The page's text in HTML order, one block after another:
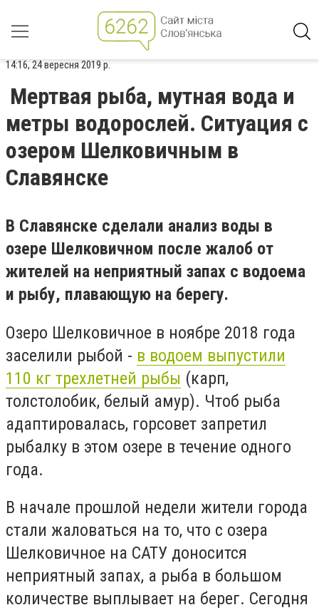
14:16, 24 вересня 2019 р.
Мертвая рыба, мутная вода и
метры водорослей. Ситуация с
озером Шелковичным в
Славянске
В Славянске сделали анализ воды в
озере Шелковичном после жалоб от
жителей на неприятный запах с водоема
и рыбу, плавающую на берегу.
Озеро Шелковичное в ноябре 2018 года
заселили рыбой - в водоем выпустили
110 кг трехлетней рыбы (карп,
толстолобик, белый амур). Чтоб рыба
адаптировалась, горсовет запретил
рыбалку в этом озере в течение одного
года.
В начале прошлой недели жители города
стали жаловаться на то, что с озера
Шелковичное на САТУ доносится
неприятный запах, а рыба в большом
количестве выплывает на берег. Сегодня